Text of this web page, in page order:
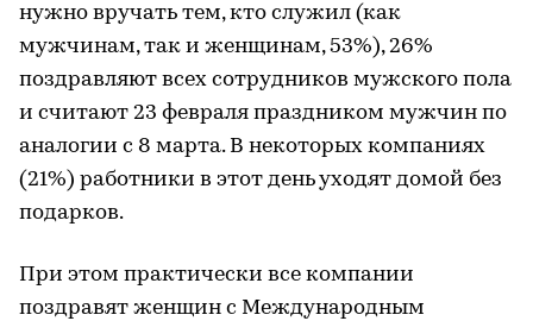
нужно вручать тем, кто служил (как
мужчинам, так и женщинам, 53%), 26%
поздравляют всех сотрудников мужского пола
и считают 23 февраля праздником мужчин по
аналогии с 8 марта. В некоторых компаниях
(21%) работники в этот день уходят домой без
подарков.
При этом практически все компании
поздравят женщин с Международным